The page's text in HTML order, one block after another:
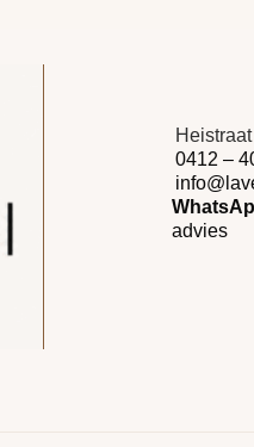
0412 –
advies